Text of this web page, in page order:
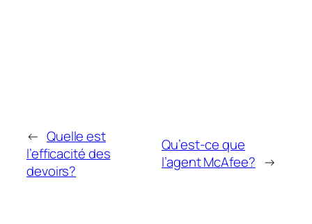
← Quelle est
l’efficacité des
devoirs?
Qu’est-ce que
l’agent McAfee? →